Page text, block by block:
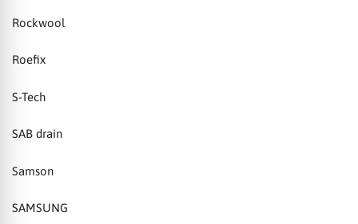
Rockwool
Roefix
S-Tech
SAB drain
Samson
SAMSUNG